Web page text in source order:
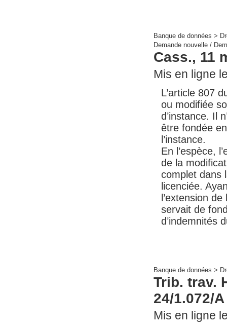
Banque de données >
Demande nouvelle /
Cass., 11
Mis en ligne
L’article 807
ou modifiée
d’instance. Il
être fondée
l’instance.
En l’espèce,
de la
complet dans
licenciée.
l’extension
servait de
d’indemnités
Banque de données >
Trib. trav.
24/1.072/A
Mis en ligne